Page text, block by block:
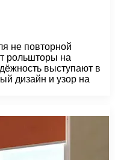
не повторной
рольшторы на
выступают в
дизайн и узор на